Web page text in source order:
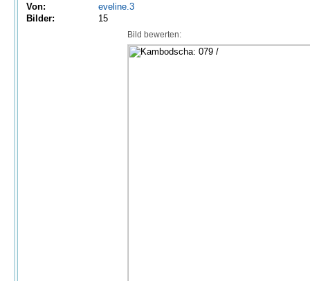
Von:
eveline.3
Bilder:
15
Bild bewerten: